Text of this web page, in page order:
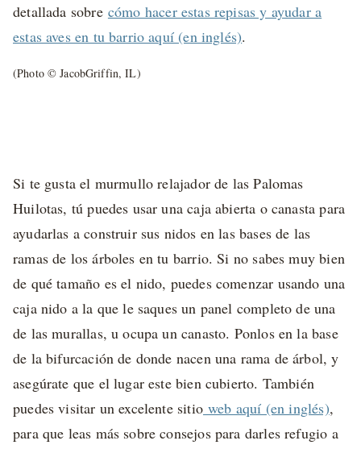
detallada sobre cómo hacer estas repisas y ayudar a
estas aves en tu barrio aquí (en inglés).
(Photo © JacobGriffin, IL)
Si te gusta el murmullo relajador de las Palomas
Huilotas, tú puedes usar una caja abierta o canasta para
ayudarlas a construir sus nidos en las bases de las
ramas de los árboles en tu barrio. Si no sabes muy bien
de qué tamaño es el nido, puedes comenzar usando una
caja nido a la que le saques un panel completo de una
de las murallas, u ocupa un canasto. Ponlos en la base
de la bifurcación de donde nacen una rama de árbol, y
asegúrate que el lugar este bien cubierto. También
puedes visitar un excelente sitioweb aquí (en inglés),
para que leas más sobre consejos para darles refugio a